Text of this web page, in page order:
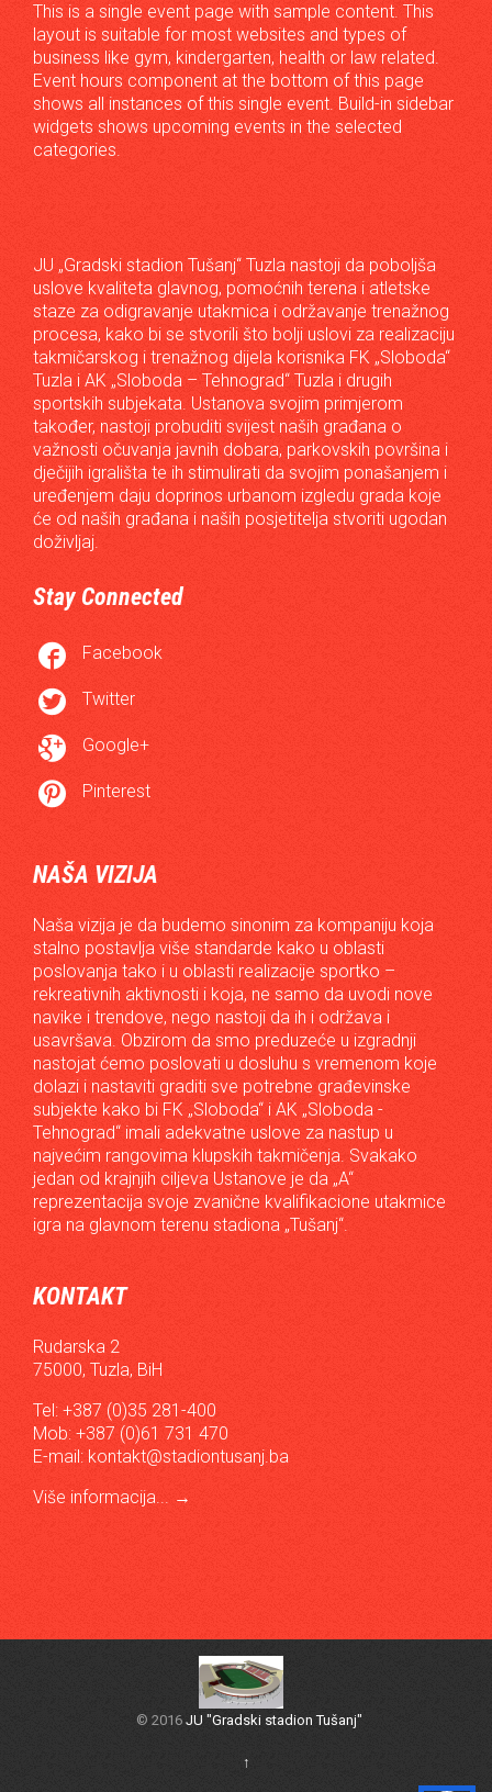
This is a single event page with sample content. This
layout is suitable for most websites and types of
business like gym, kindergarten, health or law related.
Event hours component at the bottom of this page
shows all instances of this single event. Build-in sidebar
widgets shows upcoming events in the selected
categories.
JU „Gradski stadion Tušanj“ Tuzla nastoji da poboljša
uslove kvaliteta glavnog, pomoćnih terena i atletske
staze za odigravanje utakmica i održavanje trenažnog
procesa, kako bi se stvorili što bolji uslovi za realizaciju
takmičarskog i trenažnog dijela korisnika FK „Sloboda“
Tuzla i AK „Sloboda – Tehnograd“ Tuzla i drugih
sportskih subjekata. Ustanova svojim primjerom
također, nastoji probuditi svijest naših građana o
važnosti očuvanja javnih dobara, parkovskih površina i
dječijih igrališta te ih stimulirati da svojim ponašanjem i
uređenjem daju doprinos urbanom izgledu grada koje
će od naših građana i naših posjetitelja stvoriti ugodan
doživljaj.
Stay Connected
 Facebook
 Twitter
 Google+
 Pinterest
NAŠA VIZIJA
Naša vizija je da budemo sinonim za kompaniju koja
stalno postavlja više standarde kako u oblasti
poslovanja tako i u oblasti realizacije sportko –
rekreativnih aktivnosti i koja, ne samo da uvodi nove
navike i trendove, nego nastoji da ih i održava i
usavršava. Obzirom da smo preduzeće u izgradnji
nastojat ćemo poslovati u dosluhu s vremenom koje
dolazi i nastaviti graditi sve potrebne građevinske
subjekte kako bi FK „Sloboda“ i AK „Sloboda -
Tehnograd“ imali adekvatne uslove za nastup u
najvećim rangovima klupskih takmičenja. Svakako
jedan od krajnjih ciljeva Ustanove je da „A“
reprezentacija svoje zvanične kvalifikacione utakmice
igra na glavnom terenu stadiona „Tušanj“.
KONTAKT
Rudarska 2
75000, Tuzla, BiH
Tel: +387 (0)35 281-400
Mob: +387 (0)61 731 470
E-mail: kontakt@stadiontusanj.ba
Više informacija... →
© 2016 JU "Gradski stadion Tušanj"
↑